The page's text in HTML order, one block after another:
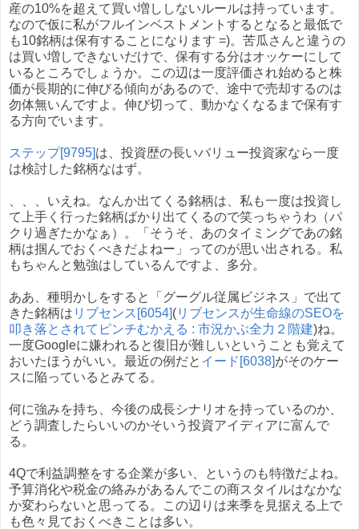
産の10%を超えて買い増ししないルールは持っています。
なので仮に私がフルインベストメントするとなると最低で
も10銘柄は保有することになります =)。苦瓜さんと違うの
は買い増しできないだけで、保有する分はオッケーにして
いるところでしょうか。この辺は一度評価され始めると株
価が長期的に伸びる傾向があるので、途中で売却するのは
勿体無いんですよ。伸び切って、動かなくなるまで保有す
る方向でいます。
ステップ[9795]は、投資歴の長いバリュー投資家なら一度
は検討した銘柄なはず。
、、、いえね。なんか出てくる銘柄は、私も一度は投資し
て上手く行った銘柄ばかり出てくるので笑っちゃうわ（パ
クり過ぎたかなぁ）。「そうそ、あのタイミングであの銘
柄は掴んでおくべきだよねー」ってのが思い出される。私
もちゃんと勉強はしているんですよ、多分。
ああ、種明かしをすると「グーグル従属ビジネス」で出て
きた銘柄は リブセンス[6054](リブセンスが生命線のSEOを
叩き落とされてピンチむかえる : 市況かぶ全力２階建)ね。
一度Googleに嫌われると復旧が難しいということも覚えて
おいたほうがいい。最近の例だと イード[6038]がそのケー
スに陥っているとみてる。
何に強みを持ち、今後の成長シナリオを持っているのか、
どう調査したらいいのかそいう投資アイディアに富んで
る。
4Qで利益調整をする企業が多い、というのも特徴だよね。
予算消化や税金の絡みがあるんでこの商スタイルはなかな
か変わらないと思ってる。この辺りは来季を見据える上で
も色々見ておくべきことは多い。